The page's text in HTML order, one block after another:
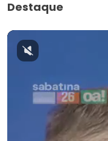
Destaque